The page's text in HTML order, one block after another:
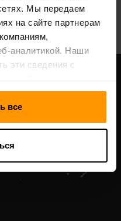
Мы передаем
на сайте партнерам
аналитикой. Наши
эти сведения с
а также
при использовании
все